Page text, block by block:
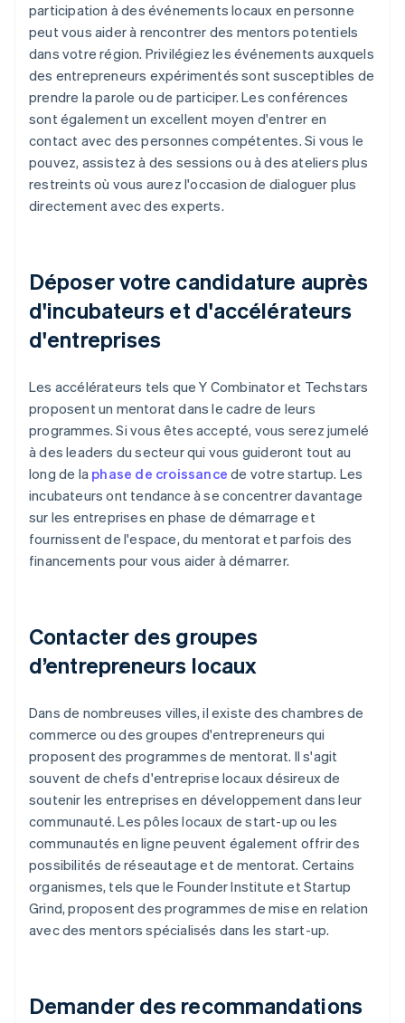
participation à des événements locaux en personne
peut vous aider à rencontrer des mentors potentiels
dans votre région. Privilégiez les événements auxquels
des entrepreneurs expérimentés sont susceptibles de
prendre la parole ou de participer. Les conférences
sont également un excellent moyen d'entrer en
contact avec des personnes compétentes. Si vous le
pouvez, assistez à des sessions ou à des ateliers plus
restreints où vous aurez l'occasion de dialoguer plus
directement avec des experts.
Déposer votre candidature auprès
d'incubateurs et d'accélérateurs
d'entreprises
Les accélérateurs tels que Y Combinator et Techstars
proposent un mentorat dans le cadre de leurs
programmes. Si vous êtes accepté, vous serez jumelé
à des leaders du secteur qui vous guideront tout au
long de la phase de croissance de votre startup. Les
incubateurs ont tendance à se concentrer davantage
sur les entreprises en phase de démarrage et
fournissent de l'espace, du mentorat et parfois des
financements pour vous aider à démarrer.
Contacter des groupes
d’entrepreneurs locaux
Dans de nombreuses villes, il existe des chambres de
commerce ou des groupes d'entrepreneurs qui
proposent des programmes de mentorat. Il s'agit
souvent de chefs d'entreprise locaux désireux de
soutenir les entreprises en développement dans leur
communauté. Les pôles locaux de start-up ou les
communautés en ligne peuvent également offrir des
possibilités de réseautage et de mentorat. Certains
organismes, tels que le Founder Institute et Startup
Grind, proposent des programmes de mise en relation
avec des mentors spécialisés dans les start-up.
Demander des recommandations